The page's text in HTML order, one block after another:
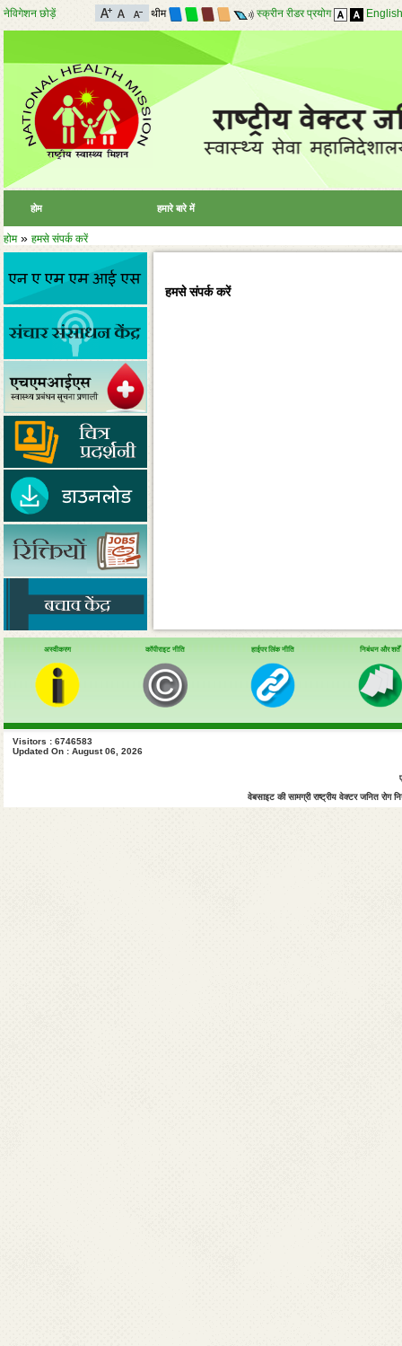
नेविगेशन छोड़ें थीम स्क्रीन रीडर प्रयोग English
होम हमारे बारे में
होम» हमसे संपर्क करें
हमसे संपर्क करें
अस्वीकरण कॉपीराइट नीति हाईपर लिंक नीति निबंधन और शर्तें
Visitors : 6746583
Updated On : August 06, 2026
वेबसाइट की सामग्री राष्ट्रीय वेक्टर जनित रोग